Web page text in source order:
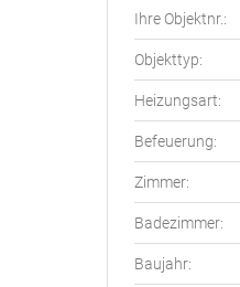
Ihre Objektnr.:
Objekttyp:
Heizungsart:
Befeuerung:
Zimmer:
Badezimmer:
Baujahr: